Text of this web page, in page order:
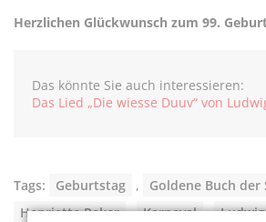
Herzlichen Glückwunsch zum 99.
Das könnte Sie auch interessieren:
Das Lied „Die wiesse Duuv“ von
Tags: Geburtstag , Goldene Buch der
Henriette Reker , Karneval ,